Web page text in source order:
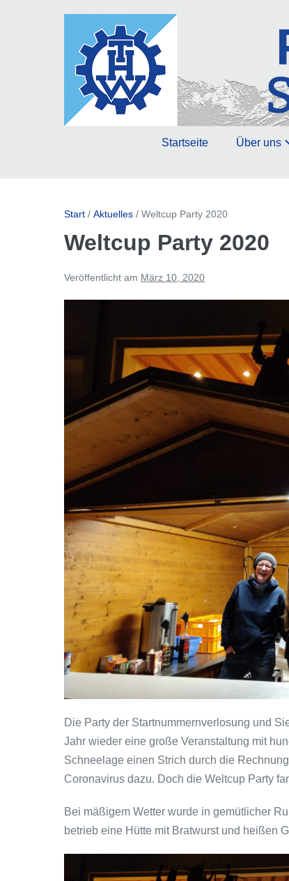
Startseite Über uns
Start / Aktuelles / Weltcup Party 2020
Weltcup Party 2020
Veröffentlicht am März 10, 2020
Die Party der Startnummernverlosung und
Jahr wieder eine große Veranstaltung mit
Schneelage einen Strich durch die
Coronavirus dazu. Doch die Weltcup Party
Bei mäßigem Wetter wurde in gemütlicher
betrieb eine Hütte mit Bratwurst und heißen